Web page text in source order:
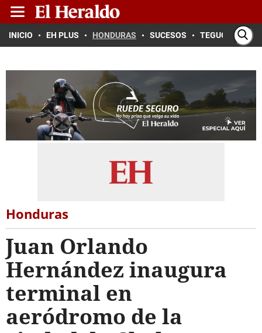
INICIO EH PLUS HONDURAS SUCESOS TEGUCIGALPA
Honduras
Juan Orlando
Hernández inaugura
terminal en
aeródromo de la